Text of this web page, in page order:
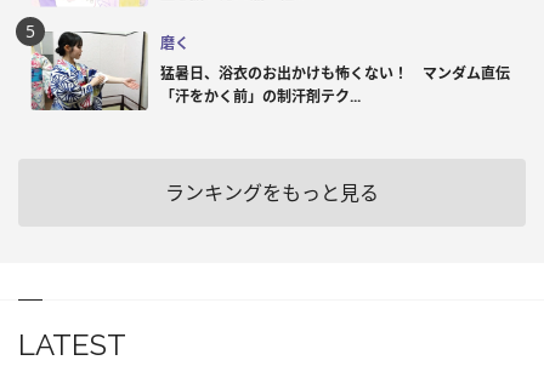
磨く
猛暑日、浴衣のお出かけも怖くない！ マンダム直伝
「汗をかく前」の制汗剤テク...
ランキングをもっと見る
LATEST